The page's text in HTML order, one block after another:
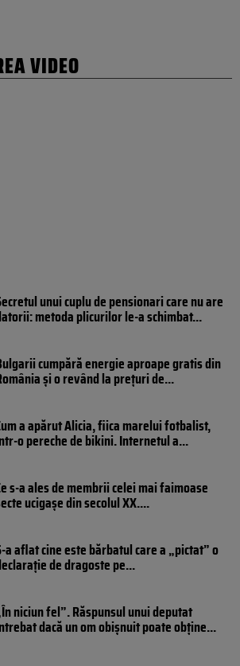
VIDEO
unui cuplu de pensionari care nu are
metoda plicurilor le-a schimbat...
cumpără energie aproape gratis din
și o revând la prețuri de...
a apărut Alicia, fiica marelui fotbalist,
o pereche de bikini. Internetul a...
s-a ales de membrii celei mai faimoase
ucigașe din secolul XX....
a aflat cine este bărbatul care a „pictat” o
de dragoste pe...
niciun fel”. Răspunsul unui deputat
dacă un om obișnuit poate obține...